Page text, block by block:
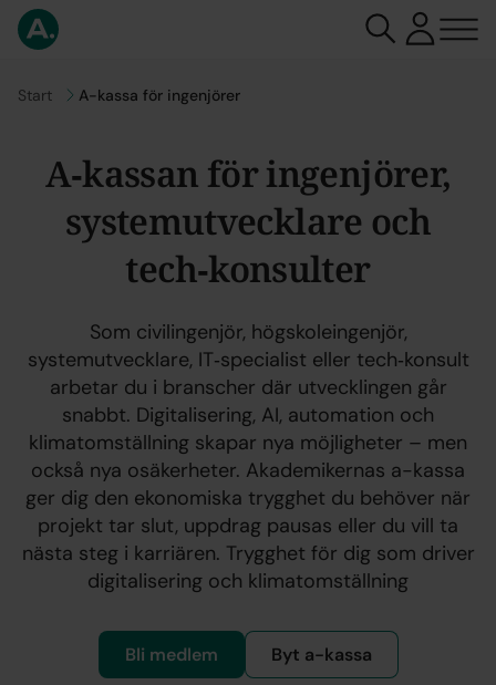
Gå till
Start A-kassa för ingenjörer
A‑kassan för ingenjörer,
systemutvecklare och
tech‑konsulter
Som civilingenjör, högskoleingenjör,
systemutvecklare, IT‑specialist eller tech‑konsult
arbetar du i branscher där utvecklingen går
snabbt. Digitalisering, AI, automation och
klimatomställning skapar nya möjligheter – men
också nya osäkerheter. Akademikernas a-kassa
ger dig den ekonomiska trygghet du behöver när
projekt tar slut, uppdrag pausas eller du vill ta
nästa steg i karriären. Trygghet för dig som driver
digitalisering och klimatomställning
Bli medlem Byt a-kassa